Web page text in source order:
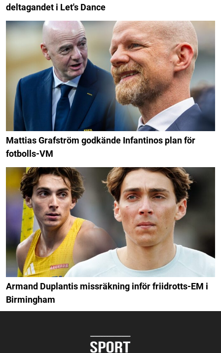
deltagandet i Let's Dance
Mattias Grafström godkände Infantinos plan för
fotbolls-VM
Armand Duplantis missräkning inför friidrotts-EM i
Birmingham